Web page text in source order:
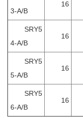
3-A/B
16
SRY5
4-A/B
16
SRY5
5-A/B
16
SRY5
6-A/B
16